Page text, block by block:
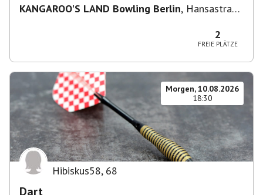
KANGAROO'S LAND Bowling Berlin, Hansastraße
2
FREIE PLÄTZE
Morgen, 10.08.2026
18:30
Hibiskus58, 68
Dart